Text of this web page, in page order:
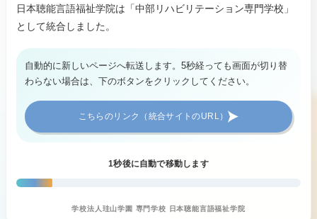
日本聴能言語福祉学院は「中部リハビリテーション専門学校」
として統合しました。
自動的に新しいページへ転送します。5秒経っても画面が切り替
わらない場合は、下のボタンをクリックしてください。
こちらのリンク（統合サイトのURL）
1秒後に自動で移動します
学校法人珪山学園 専門学校 日本聴能言語福祉学院